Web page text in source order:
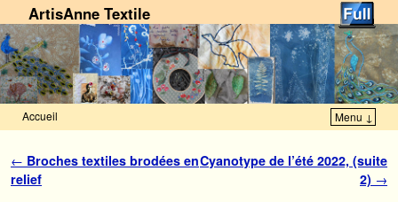
ArtisAnne Textile
Accueil Menu ↓
Navigation des articles
← Broches textiles brodées en
relief
Cyanotype de l’été 2022, (suite
2) →